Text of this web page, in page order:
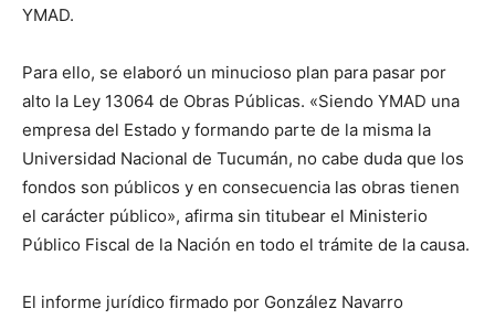
YMAD.
Para ello, se elaboró un minucioso plan para pasar por
alto la Ley 13064 de Obras Públicas. «Siendo YMAD una
empresa del Estado y formando parte de la misma la
Universidad Nacional de Tucumán, no cabe duda que los
fondos son públicos y en consecuencia las obras tienen
el carácter público», afirma sin titubear el Ministerio
Público Fiscal de la Nación en todo el trámite de la causa.
El informe jurídico firmado por González Navarro